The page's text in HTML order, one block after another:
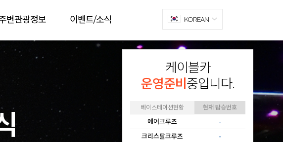
케이블카
운영준비 중입니다.
베이스테이션현황 현재 탑승번호
에어크루즈
-
크리스탈크루즈
-
변관광정보 이벤트/소식 KOREAN